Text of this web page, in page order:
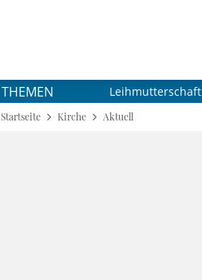
THEMEN Leihmutterschaft
Startseite Kirche Aktuell